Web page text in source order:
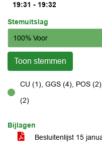
19:31 - 19:32
Stemuitslag
100% Voor
Toon stemmen
voor
CU (1), GGS (4), POS
(2)
Bijlagen
Besluitenlijst 15